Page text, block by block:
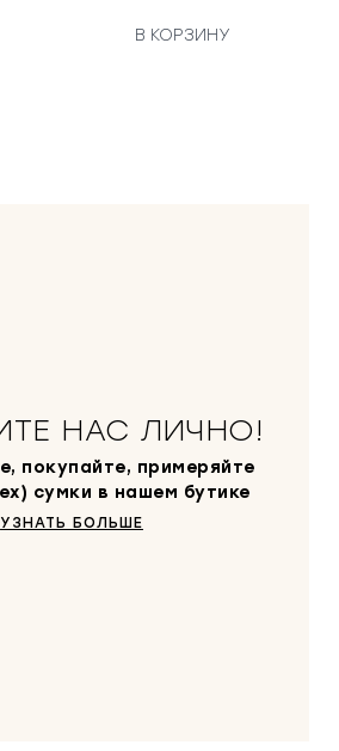
В КОРЗИНУ
НАС ЛИЧНО!
покупайте, примеряйте
сумки в нашем бутике
УЗНАТЬ БОЛЬШЕ